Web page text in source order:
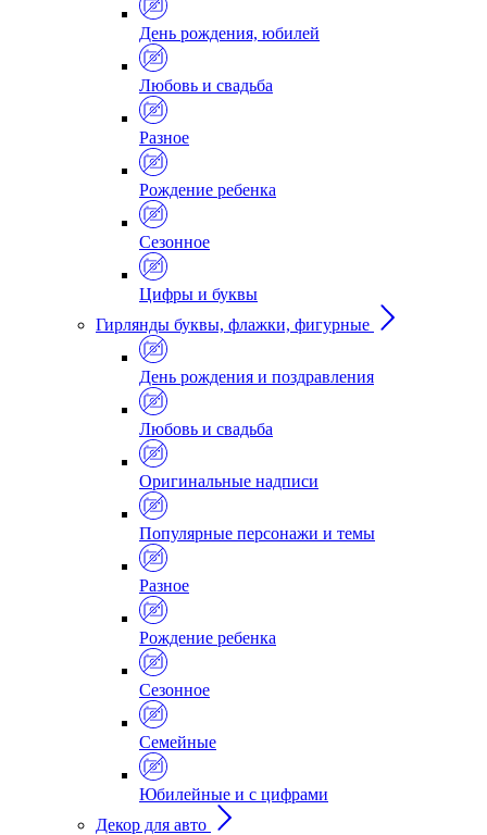
День рождения, юбилей
Любовь и свадьба
Разное
Рождение ребенка
Сезонное
Цифры и буквы
Гирлянды буквы, флажки, фигурные
День рождения и поздравления
Любовь и свадьба
Оригинальные надписи
Популярные персонажи и темы
Разное
Рождение ребенка
Сезонное
Семейные
Юбилейные и с цифрами
Декор для авто